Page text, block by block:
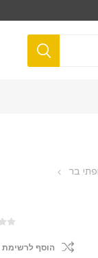
בר
הוסף לרשימת